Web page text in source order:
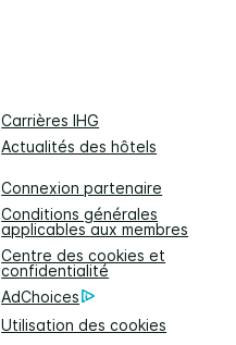
Carrières IHG
Actualités des hôtels
Connexion partenaire
Conditions générales
applicables aux membres
Centre des cookies et
confidentialité
AdChoices
Utilisation des cookies